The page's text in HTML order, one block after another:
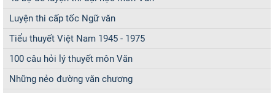
Luyện thi cấp tốc Ngữ văn
Tiểu thuyết Việt Nam 1945 - 1975
100 câu hỏi lý thuyết môn Văn
Những nẻo đường văn chương